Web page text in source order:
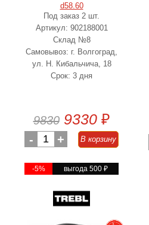
d58.60
Под заказ 2 шт.
Артикул: 902188001
Склад №8
Самовывоз: г. Волгоград,
ул. Н. Кибальчича, 18
Срок: 3 дня
9830 9330 ₽
- 1 + В корзину
-5% выгода 500 ₽